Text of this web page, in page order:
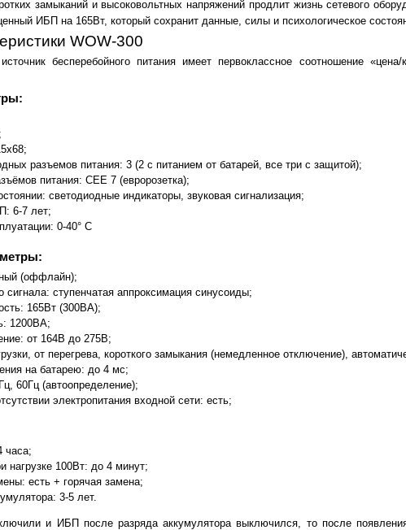
замыканий и высоковольтных напряжений продлит жизнь сетевого
ИБП на 165Вт, который сохранит данные, силы и психологическое
WOW-300
бесперебойного питания имеет первоклассное соотношение
разъемов питания: 3 (2 с питанием от батарей, все три с защитой);
питания: CEE 7 (евророзетка);
светодиодные индикаторы, звуковая сигнализация;
6-7 лет;
0-40° C
(оффлайн);
ступенчатая аппроксимация синусоиды;
165Вт (300ВА);
1200ВА;
от 164В до 275В;
от перегрева, короткого замыкания (немедленное отключение),
на батарею: до 4 мс;
60Гц (автоопределение);
электропитания входной сети: есть;
часа;
нагрузке 100Вт: до 4 минут;
есть + горячая замена;
3-5 лет.
и ИБП после разряда аккумулятора выключился, то после